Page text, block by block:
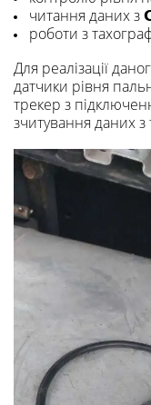
читання даних
роботи з
Для реалізації
датчики рівня
трекер з
зчитування даних з